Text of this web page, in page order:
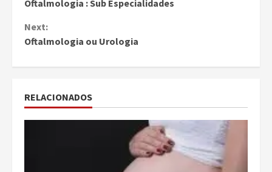
Reading
Oftalmologia : Sub Especialidades
Next:
Oftalmologia ou Urologia
RELACIONADOS